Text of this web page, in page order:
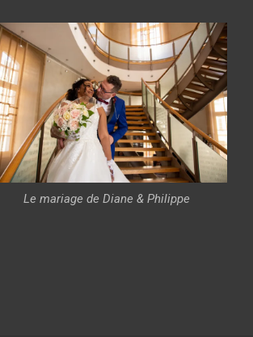
Le mariage de Diane & Philippe